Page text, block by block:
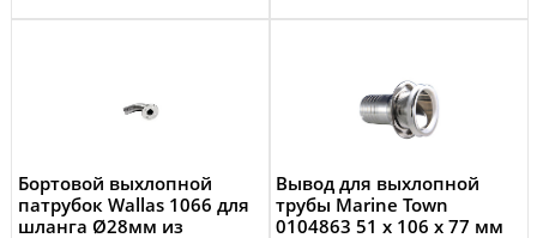
Бортовой выхлопной
патрубок Wallas 1066 для
шланга Ø28мм из
Вывод для выхлопной
трубы Marine Town
0104863 51 x 106 x 77 мм